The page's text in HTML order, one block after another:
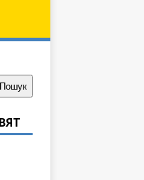
Пошук